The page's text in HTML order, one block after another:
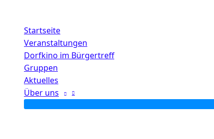
springenStartseite
Veranstaltungen
Dorfkino im Bürgertreff
Gruppen
Aktuelles
Über uns